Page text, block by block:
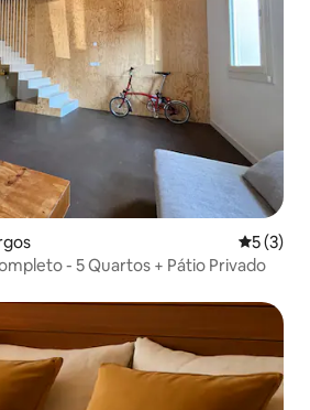
5 de
5 (3)
- 5 Quartos + Pátio Privado